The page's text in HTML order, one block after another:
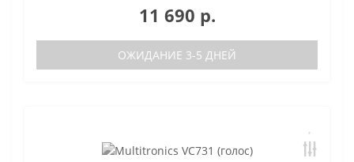
11 690 р.
ОЖИДАНИЕ 3-5 ДНЕЙ